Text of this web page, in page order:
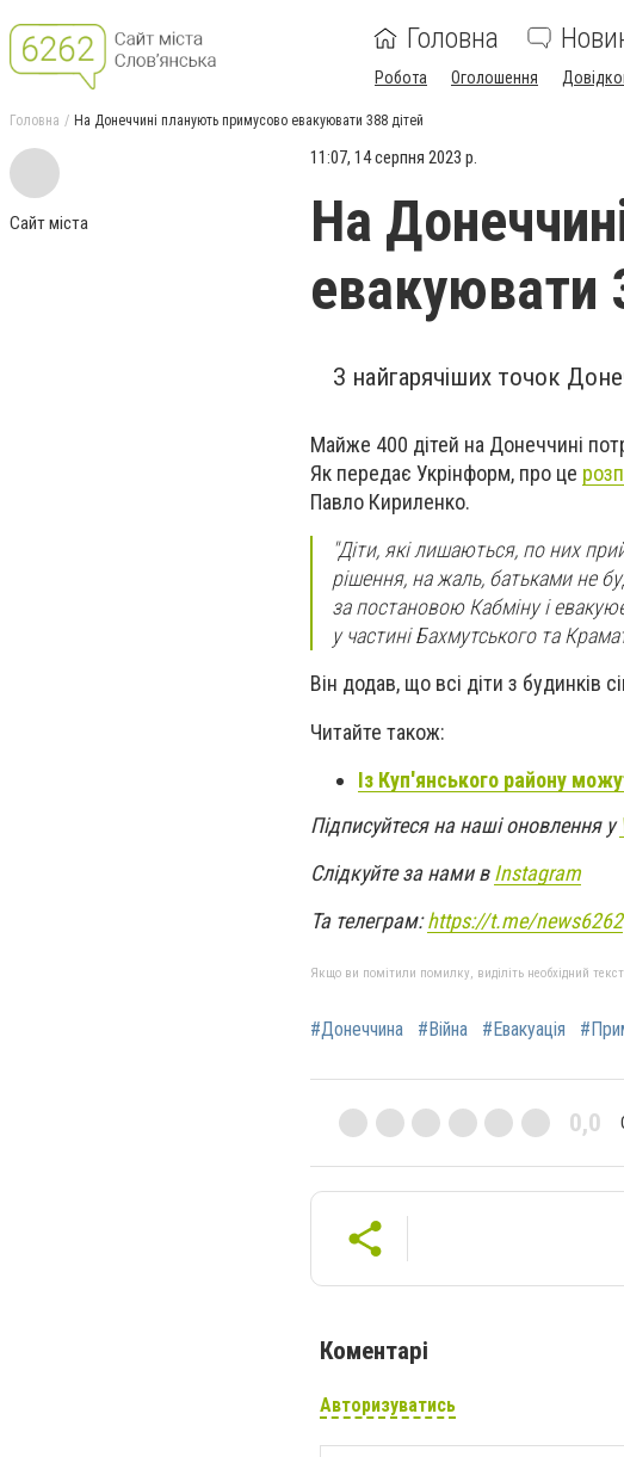
Головна
Робота Оголошення
Головна На Донеччині планують примусово евакуювати 388 дітей
Сайт міста
11:07, 14 серпня 2023 р.
На
евакуювати
З найгарячіших точок
Майже 400 дітей на Донеччині
Як передає Укрінформ, про це
Павло Кириленко.
"Діти, які лишаються, по них
рішення, на жаль, батьками не
за постановою Кабміну і
у частині Бахмутського та
Він додав, що всі діти з будинків
Читайте також:
Із Куп'янського району
Підписуйтеся на наші оновлення у
Слідкуйте за нами вInstagram
Та телеграм:https://t.me/news6262
Якщо ви помітили помилку, виділіть необхідний
#Донеччина #Війна #Евакуація
0,0
Коментарі
Авторизуватись